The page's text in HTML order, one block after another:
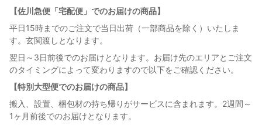
【佐川急便「宅配便」でのお届けの商品】
平日15時までのご注文で当日出荷（一部商品を除く）いたしま
す。玄関渡しとなります。
翌日～3日前後でのお届けとなります。お届け先のエリアとご注文
のタイミングによって変わりますので以下をご確認ください。
【特別大型便でのお届けの商品】
搬入、設置、梱包材の持ち帰りがサービスに含まれます。2週間～
1ヶ月前後でのお届けとなります。